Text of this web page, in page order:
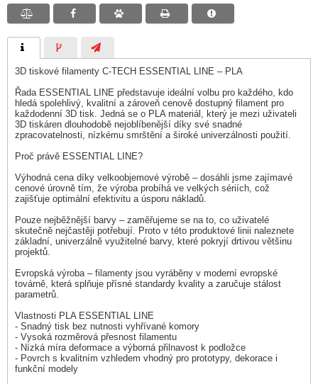
3D tiskové filamenty C-TECH ESSENTIAL LINE – PLA
Řada ESSENTIAL LINE představuje ideální volbu pro každého, kdo
hledá spolehlivý, kvalitní a zároveň cenově dostupný filament pro
každodenní 3D tisk. Jedná se o PLA materiál, který je mezi uživateli
3D tiskáren dlouhodobě nejoblíbenější díky své snadné
zpracovatelnosti, nízkému smrštění a široké univerzálnosti použití.
Proč právě ESSENTIAL LINE?
Výhodná cena díky velkoobjemové výrobě – dosáhli jsme zajímavé
cenové úrovně tím, že výroba probíhá ve velkých sériích, což
zajišťuje optimální efektivitu a úsporu nákladů.
Pouze nejběžnější barvy – zaměřujeme se na to, co uživatelé
skutečně nejčastěji potřebují. Proto v této produktové linii naleznete
základní, univerzálně využitelné barvy, které pokryjí drtivou většinu
projektů.
Evropská výroba – filamenty jsou vyráběny v moderní evropské
továrně, která splňuje přísné standardy kvality a zaručuje stálost
parametrů.
Vlastnosti PLA ESSENTIAL LINE
- Snadný tisk bez nutnosti vyhřívané komory
- Vysoká rozměrová přesnost filamentu
- Nízká míra deformace a výborná přilnavost k podložce
- Povrch s kvalitním vzhledem vhodný pro prototypy, dekorace i
funkční modely